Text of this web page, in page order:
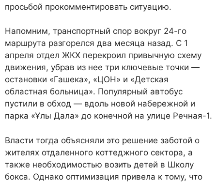
просьбой прокомментировать ситуацию.
Напомним, транспортный спор вокруг 24-го
маршрута разгорелся два месяца назад. С 1
апреля отдел ЖКХ перекроил привычную схему
движения, убрав из нее три ключевые точки —
остановки «Гашека», «ЦОН» и «Детская
областная больница». Популярный автобус
пустили в обход — вдоль новой набережной и
парка «Ұлы Дала» до конечной на улице Речная-1.
Власти тогда объясняли это решение заботой о
жителях отдаленного коттеджного сектора, а
также необходимостью возить детей в Школу
бокса. Однако оптимизация привела к тому, что